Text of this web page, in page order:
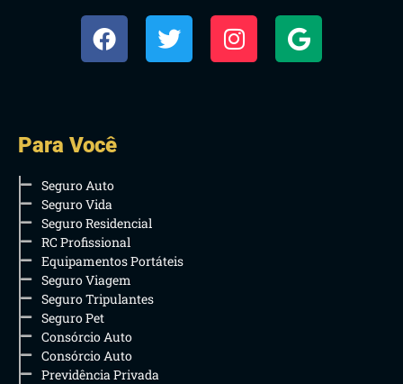
Para Você
Seguro Auto
Seguro Vida
Seguro Residencial
RC Profissional
Equipamentos Portáteis
Seguro Viagem
Seguro Tripulantes
Seguro Pet
Consórcio Auto
Consórcio Auto
Previdência Privada